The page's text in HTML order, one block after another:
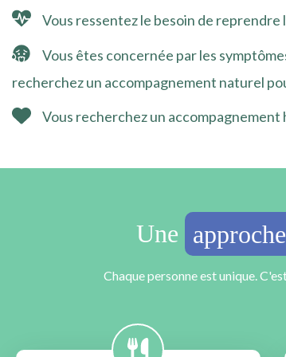
Vous ressentez le besoin de
Vous êtes concernée par les
recherchez un accompagnement naturel
Vous recherchez un
Une
Chaque personne est unique.